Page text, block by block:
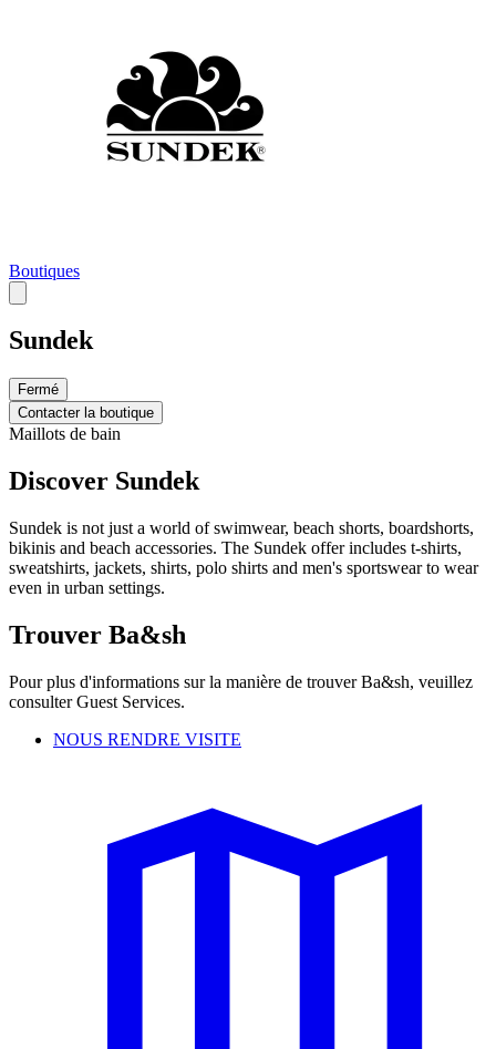
Boutiques
Sundek
Fermé
Contacter la boutique
Maillots de bain
Discover Sundek
Sundek is not just a world of swimwear, beach shorts, boardshorts,
bikinis and beach accessories. The Sundek offer includes t-shirts,
sweatshirts, jackets, shirts, polo shirts and men's sportswear to wear
even in urban settings.
Trouver Ba&sh
Pour plus d'informations sur la manière de trouver Ba&sh, veuillez
consulter Guest Services.
NOUS RENDRE VISITE